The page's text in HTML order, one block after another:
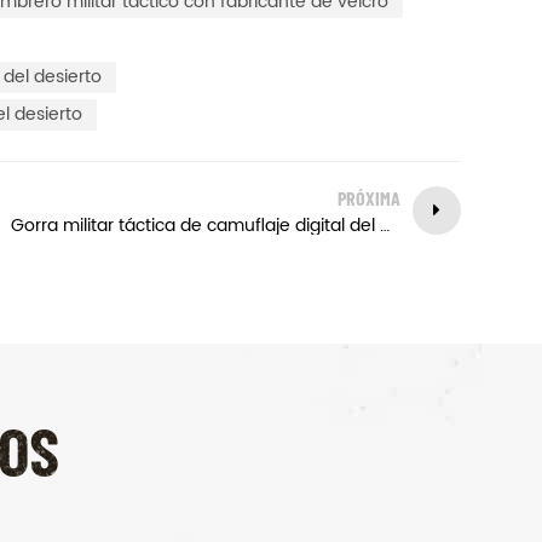
desierto
desierto
PRÓXIMA
Gorra militar táctica de camuflaje digital del desierto gorra de béisbol al aire libre del ejército